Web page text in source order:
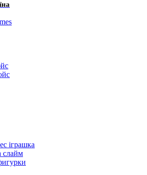
іграшка
слайм